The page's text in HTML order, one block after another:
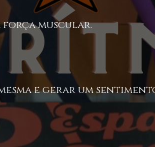
força muscular.
e gerar um